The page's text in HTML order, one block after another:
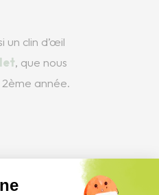
un clin d’œil
, que nous
année.